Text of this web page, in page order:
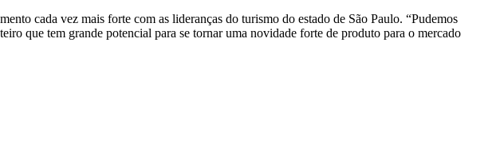
cada vez mais forte com as lideranças do turismo do estado de São Paulo. “Pudemos
que tem grande potencial para se tornar uma novidade forte de produto para o mercado